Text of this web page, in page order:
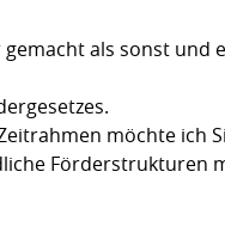
als sonst und
möchte ich
Förderstrukturen